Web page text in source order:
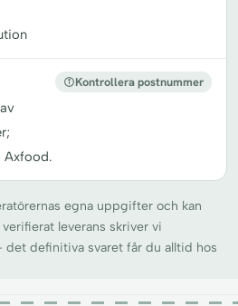
Axfood.
Kontrollera postnummer
egna uppgifter och kan
leverans skriver vi
det definitiva svaret får du alltid hos